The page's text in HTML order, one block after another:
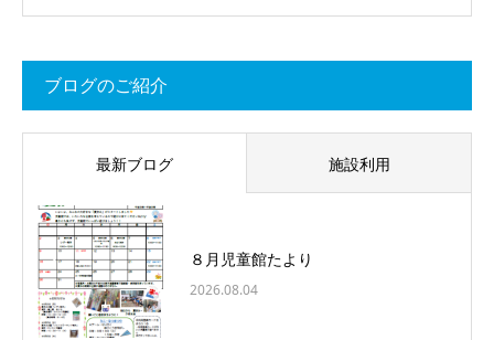
ブログのご紹介
最新ブログ 施設利用
８月児童館たより
2026.08.04